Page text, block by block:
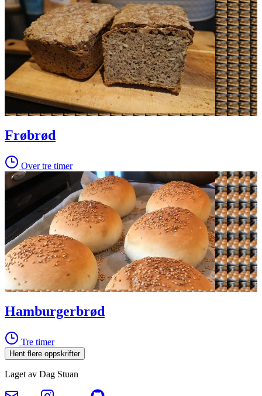
Frøbrød
Over tre timer
Hamburgerbrød
Tre timer
Hent flere oppskrifter
Laget av Dag Stuan